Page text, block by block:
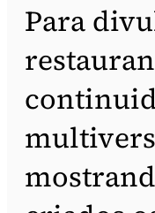
Para